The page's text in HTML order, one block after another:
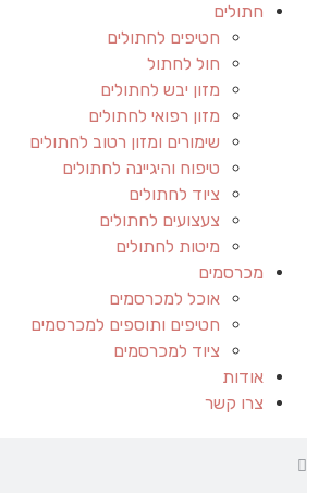
חתולים
חטיפים לחתולים
חול לחתול
מזון יבש לחתולים
מזון רפואי לחתולים
שימורים ומזון רטוב לחתולים
טיפוח והיגיינה לחתולים
ציוד לחתולים
צעצועים לחתולים
מיטות לחתולים
מכרסמים
אוכל למכרסמים
חטיפים ותוספים למכרסמים
ציוד למכרסמים
אודות
צרו קשר